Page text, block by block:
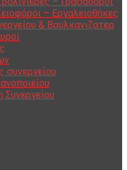
– Εργαλειοθήκες
& Βουλκανιζατερ
συνεργείου